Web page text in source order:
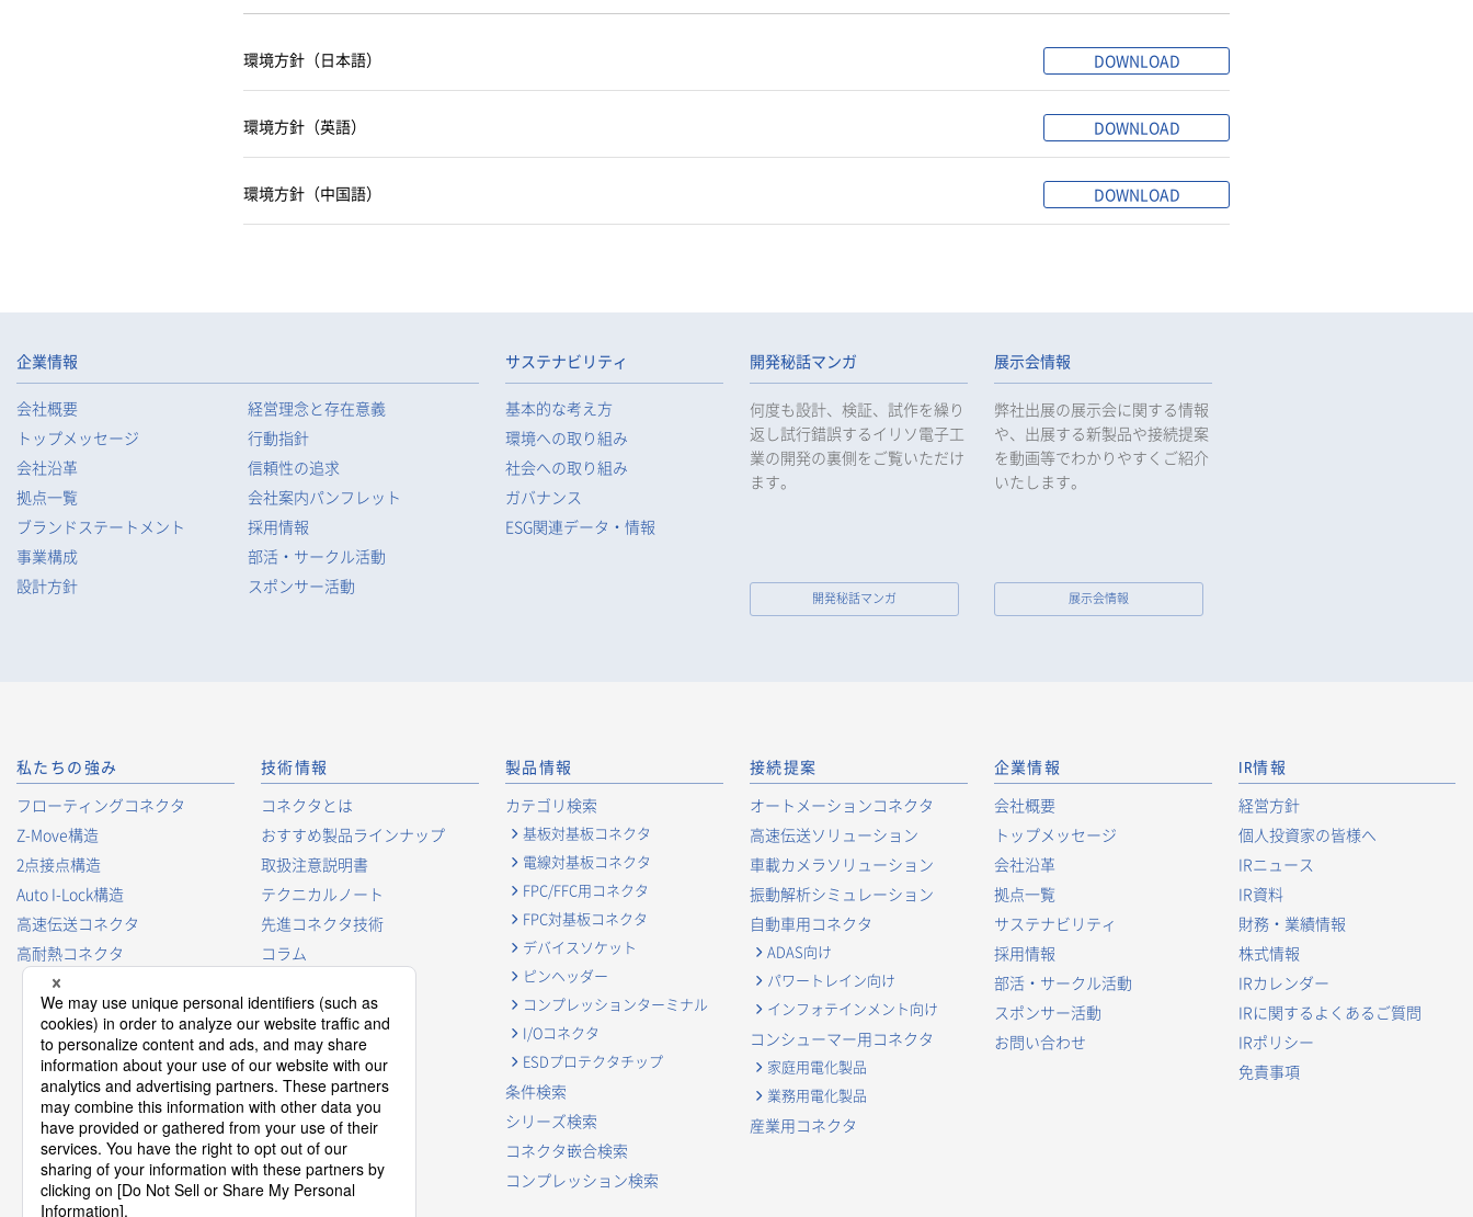
環境方針（日本語） DOWNLOAD
環境方針（英語） DOWNLOAD
環境方針（中国語） DOWNLOAD
企業情報
会社概要
トップメッセージ
会社沿革
拠点一覧
ブランドステートメント
事業構成
設計方針
経営理念と存在意義
行動指針
信頼性の追求
会社案内パンフレット
採用情報
部活・サークル活動
スポンサー活動
サステナビリティ
基本的な考え方
環境への取り組み
社会への取り組み
ガバナンス
ESG関連データ・情報
開発秘話マンガ
何度も設計、検証、試作を繰り
返し試行錯誤するイリソ電子工
業の開発の裏側をご覧いただけ
ます。
開発秘話マンガ
展示会情報
弊社出展の展示会に関する情報
や、出展する新製品や接続提案
を動画等でわかりやすくご紹介
いたします。
展示会情報
私たちの強み
フローティングコネクタ
Z-Move構造
2点接点構造
Auto I-Lock構造
高速伝送コネクタ
高耐熱コネクタ
技術情報
コネクタとは
おすすめ製品ラインナップ
取扱注意説明書
テクニカルノート
先進コネクタ技術
コラム
コネクタ用語集
プロダクトガイド
コネクタ選択ガイド
製品情報
カテゴリ検索
基板対基板コネクタ
電線対基板コネクタ
FPC/FFC用コネクタ
FPC対基板コネクタ
デバイスソケット
ピンヘッダー
コンプレッションターミナル
I/Oコネクタ
ESDプロテクタチップ
条件検索
シリーズ検索
コネクタ嵌合検索
コンプレッション検索
接続提案
オートメーションコネクタ
高速伝送ソリューション
車載カメラソリューション
振動解析シミュレーション
自動車用コネクタ
ADAS向け
パワートレイン向け
インフォテインメント向け
コンシューマー用コネクタ
家庭用電化製品
業務用電化製品
産業用コネクタ
企業情報
会社概要
トップメッセージ
会社沿革
拠点一覧
サステナビリティ
採用情報
部活・サークル活動
スポンサー活動
お問い合わせ
IR情報
経営方針
個人投資家の皆様へ
IRニュース
IR資料
財務・業績情報
株式情報
IRカレンダー
IRに関するよくあるご質問
IRポリシー
免責事項